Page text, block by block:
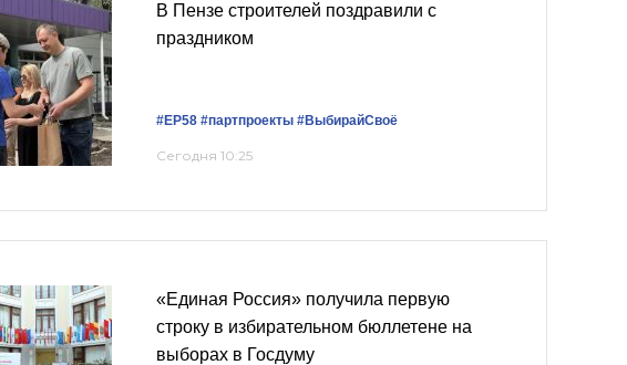
В Пензе строителей поздравили с
праздником
#ЕР58 #партпроекты #ВыбирайСвоё
Сегодня 10:25
«Единая Россия» получила первую
строку в избирательном бюллетене на
выборах в Госдуму